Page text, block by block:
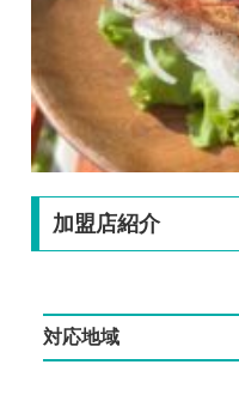
加盟店紹介
対応地域